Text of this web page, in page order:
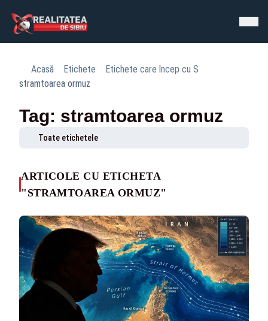
Acasă Etichete
Etichete care încep cu S
stramtoarea ormuz
Tag: stramtoarea ormuz
Toate etichetele
ARTICOLE CU ETICHETA
"STRAMTOAREA ORMUZ"